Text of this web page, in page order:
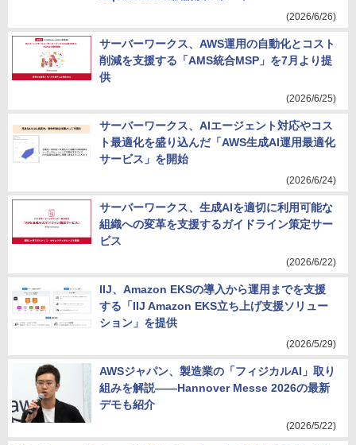
(2026/6/26)
サーバーワークス、AWS運用の自動化とコスト
削減を支援する「AMS統合MSP」を7月より提
供
(2026/6/25)
サーバーワークス、AIエージェント対応やコス
ト最適化を盛り込んだ「AWS生成AI運用最適化
サービス」を開始
(2026/6/24)
サーバーワークス、生成AIを適切に利用可能な
組織への変革を支援するガイドライン策定サー
ビス
(2026/6/22)
IIJ、Amazon EKSの導入から運用までを支援
する「IIJ Amazon EKS立ち上げ支援ソリュー
ション」を提供
(2026/5/29)
AWSジャパン、製造業の「フィジカルAI」取り
組みを解説――Hannover Messe 2026の最新
デモも紹介
(2026/5/22)